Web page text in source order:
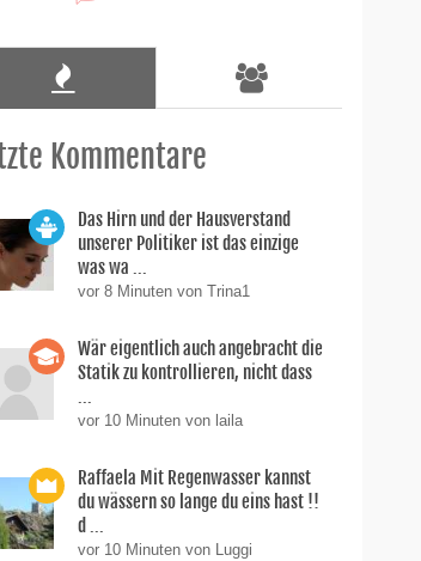
Kommentare
Das Hirn und der Hausverstand
unserer Politiker ist das einzige
was wa ...
vor 8 Minuten von Trina1
Wär eigentlich auch angebracht die
Statik zu kontrollieren, nicht dass
...
vor 10 Minuten von laila
Raffaela Mit Regenwasser kannst
du wässern so lange du eins hast !!
d ...
vor 10 Minuten von Luggi